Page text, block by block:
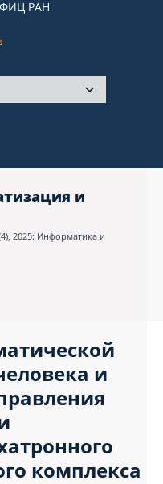
РАН
и
2025: Информатика и
и
комплекса